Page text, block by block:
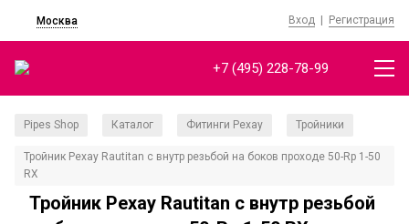
Москва Вход | Регистрация
+7 (495) 228-78-99
Pipes Shop Каталог Фитинги Рехау Тройники
Тройник Рехау Rautitan с внутр резьбой на боков проходе 50-Rp 1-50
RX
Тройник Рехау Rautitan с внутр резьбой